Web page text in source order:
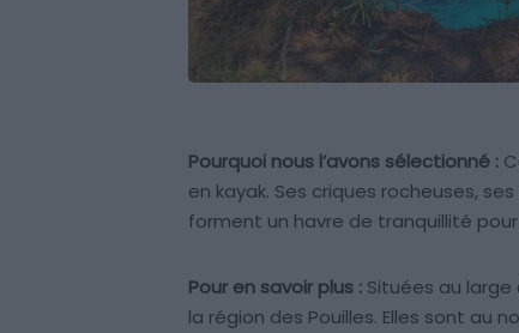
Pourquoi nous l’avons sélectionné :
en kayak. Ses criques rocheuses,
forment un havre de tranquillité
Pour en savoir plus : Situées au
la région des Pouilles. Elles sont au